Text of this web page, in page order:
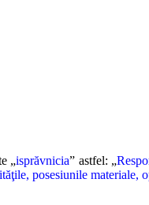
„isprăvnicia” astfel: „
posesiunile materiale,